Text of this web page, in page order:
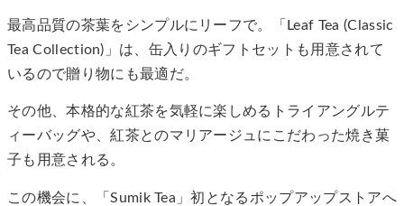
最高品質の茶葉をシンプルにリーフで。「Leaf Tea (Classic
Tea Collection)」は、缶入りのギフトセットも用意されて
いるので贈り物にも最適だ。
その他、本格的な紅茶を気軽に楽しめるトライアングルテ
ィーバッグや、紅茶とのマリアージュにこだわった焼き菓
子も用意される。
この機会に、「Sumik Tea」初となるポップアップストアへ